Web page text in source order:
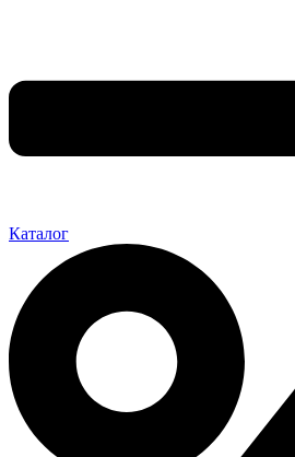
Каталог